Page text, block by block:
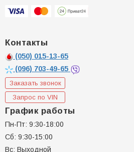
Контакты
(050) 015-13-65
(096) 703-49-65
Заказать звонок
Запрос по VIN
График работы
Пн-Пт: 9:30-18:00
Сб: 9:30-15:00
Вс: Выходной